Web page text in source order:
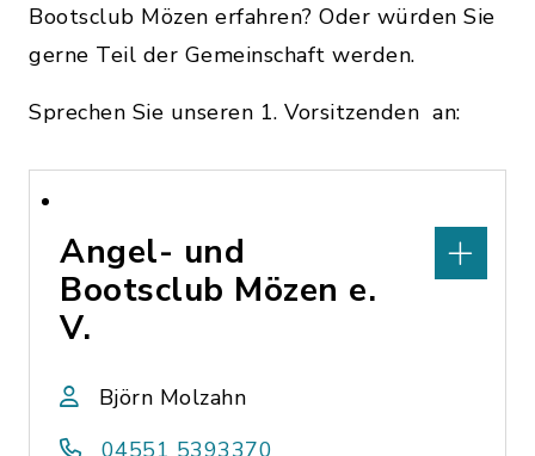
Bootsclub Mözen erfahren? Oder würden Sie
gerne Teil der Gemeinschaft werden.
Sprechen Sie unseren 1. Vorsitzenden an:
Angel- und
Bootsclub Mözen e.
V.
Björn Molzahn
04551 5393370